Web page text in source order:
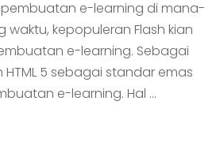
e-learning di mana-
waktu, kepopuleran Flash kian
e-learning. Sebagai
5 sebagai standar emas
e-learning. Hal …